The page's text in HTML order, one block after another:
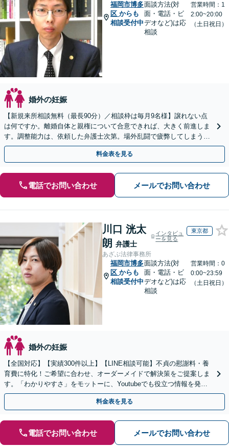
福岡市博多
区 からも
相談受付中
面談方法(対
面・電話・ビ
デオなど)は応
相談
営業時間：1
2:00~20:00
（土日祝日）
婚外の妊娠
【新規来所相談無料（最長90分）／相談枠は毎月9名様】譲れない点
は何ですか。離婚自体と親権について合意できれば、大きく前進しま
す。調整能力は、依頼した弁護士次第。場外乱闘で疲弊してしまう前
に、私に任せてみませんか。
料金表を見る
電話でお問い合わせ メールでお問い合わせ
川口 洸太
朗 弁護士
インタビュ
ーを見る
東京都
あざぶ法律事務所
福岡市博多
区 からも
相談受付中
面談方法(対
面・電話・ビ
デオなど)は応
相談
営業時間：0
0:00~23:59
（土日祝日）
婚外の妊娠
【全国対応】【実績300件以上】【LINE相談可能】不貞の慰謝料・養
育費に特化！ご希望に合わせ、オーダーメイドで解決策をご提案しま
す。「わかりやすさ」をモットーに、Youtubeでも役立つ情報を発信
中【初回相談無料】【土日対応可】
料金表を見る
電話でお問い合わせ メールでお問い合わせ